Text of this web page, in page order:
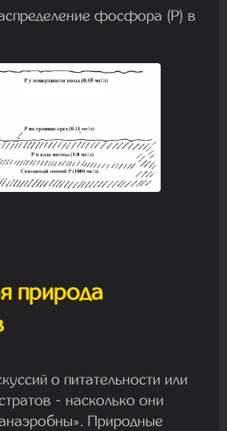
фосфора (P) в
природа
о питательности или
- насколько они
Природные